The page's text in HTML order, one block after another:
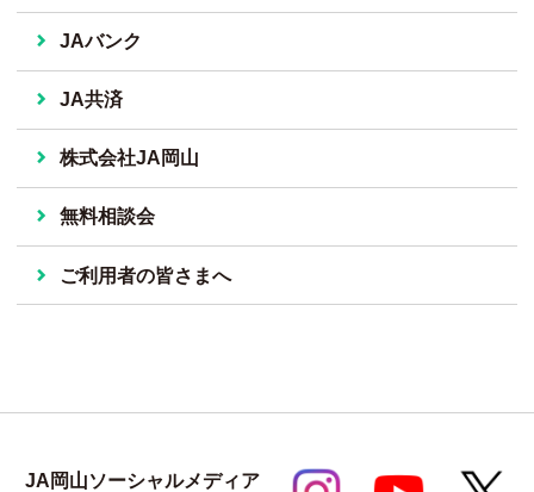
JAバンク
JA共済
株式会社JA岡山
無料相談会
ご利用者の皆さまへ
JA岡山ソーシャルメディア